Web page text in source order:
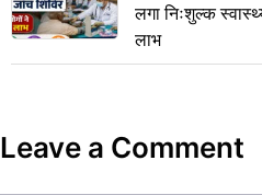
लगा निःशुल्क
लाभ
Leave a Comment